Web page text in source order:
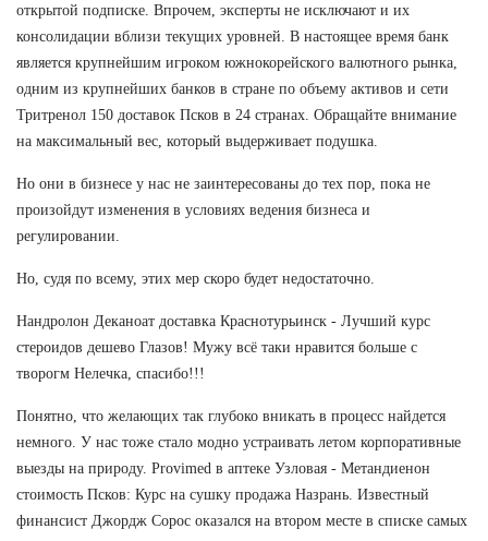
открытой подписке. Впрочем, эксперты не исключают и их
консолидации вблизи текущих уровней. В настоящее время банк
является крупнейшим игроком южнокорейского валютного рынка,
одним из крупнейших банков в стране по объему активов и сети
Тритренол 150 доставок Псков в 24 странах. Обращайте внимание
на максимальный вес, который выдерживает подушка.
Но они в бизнесе у нас не заинтересованы до тех пор, пока не
произойдут изменения в условиях ведения бизнеса и
регулировании.
Но, судя по всему, этих мер скоро будет недостаточно.
Нандролон Деканоат доставка Краснотурьинск - Лучший курс
стероидов дешево Глазов! Мужу всё таки нравится больше с
творогм Нелечка, спасибо!!!
Понятно, что желающих так глубоко вникать в процесс найдется
немного. У нас тоже стало модно устраивать летом корпоративные
выезды на природу. Provimed в аптеке Узловая - Метандиенон
стоимость Псков: Курс на сушку продажа Назрань. Известный
финансист Джордж Сорос оказался на втором месте в списке самых